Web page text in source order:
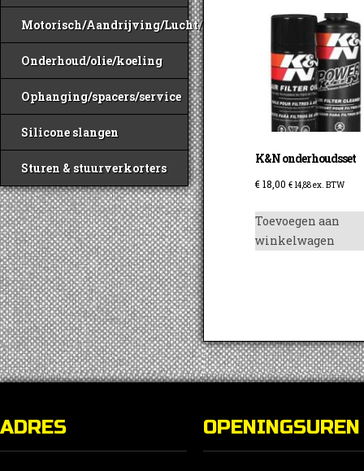
Motorisch/Aandrijving/Lucht/Benzine
Onderhoud/olie/koeling
Ophanging/spacers/service
Silicone slangen
Sturen & stuurverkorters
K&N onderhoudsset
€18,00 € 14,88ex. BTW
Toevoegen aan
winkelwagen
ADRES OPENINGSUREN